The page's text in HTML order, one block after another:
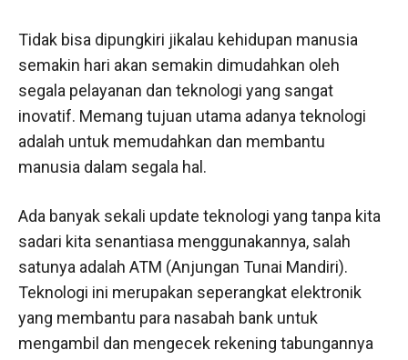
Tidak bisa dipungkiri jikalau kehidupan manusia
semakin hari akan semakin dimudahkan oleh
segala pelayanan dan teknologi yang sangat
inovatif. Memang tujuan utama adanya teknologi
adalah untuk memudahkan dan membantu
manusia dalam segala hal.
Ada banyak sekali update teknologi yang tanpa kita
sadari kita senantiasa menggunakannya, salah
satunya adalah ATM (Anjungan Tunai Mandiri).
Teknologi ini merupakan seperangkat elektronik
yang membantu para nasabah bank untuk
mengambil dan mengecek rekening tabungannya